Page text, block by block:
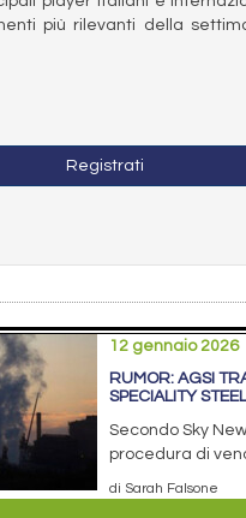
più rilevanti della
Registrati
12 gennaio 2026
RUMOR: AGSI
SPECIALITY
Secondo Sky
procedura di
di Sarah Falsone